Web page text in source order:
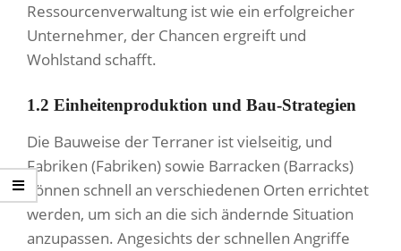
Ressourcenverwaltung ist wie ein erfolgreicher
Unternehmer, der Chancen ergreift und
Wohlstand schafft.
1.2 Einheitenproduktion und Bau-Strategien
Die Bauweise der Terraner ist vielseitig, und
Fabriken (Fabriken) sowie Barracken (Barracks)
können schnell an verschiedenen Orten errichtet
werden, um sich an die sich ändernde Situation
anzupassen. Angesichts der schnellen Angriffe